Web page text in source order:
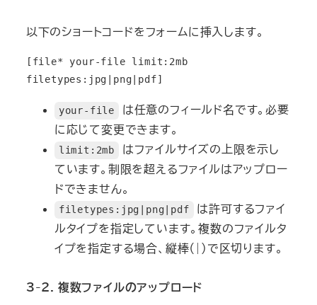
以下のショートコードをフォームに挿入します。
[file* your-file limit:2mb
filetypes:jpg|png|pdf]
your-file
は任意のフィールド名です。必要
に応じて変更できます。
limit:2mb
はファイルサイズの上限を示し
ています。制限を超えるファイルはアップロー
ドできません。
filetypes:jpg|png|pdf
は許可するファイ
ルタイプを指定しています。複数のファイルタ
イプを指定する場合、縦棒（|）で区切ります。
3-2. 複数ファイルのアップロード